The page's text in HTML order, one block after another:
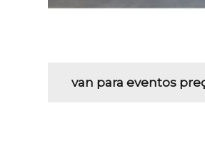
van para eventos